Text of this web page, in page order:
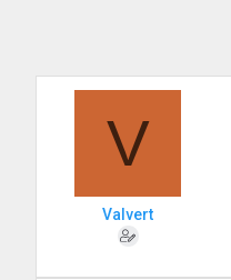
V
Valvert